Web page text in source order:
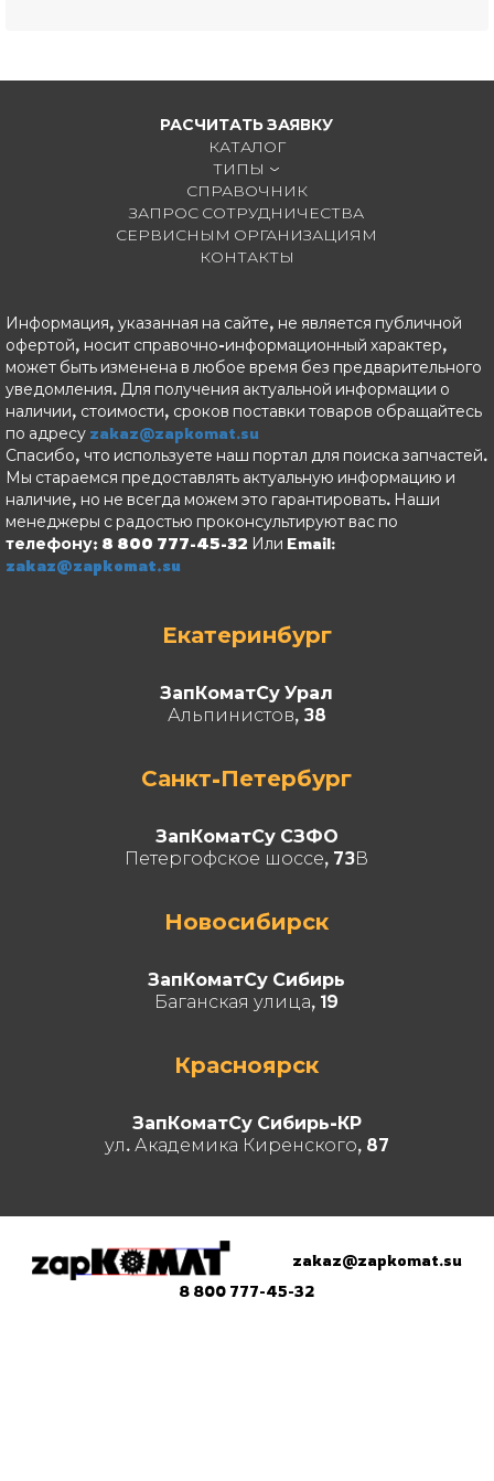
РАСЧИТАТЬ ЗАЯВКУ
КАТАЛОГ
ТИПЫ
СПРАВОЧНИК
ЗАПРОС СОТРУДНИЧЕСТВА
СЕРВИСНЫМ ОРГАНИЗАЦИЯМ
КОНТАКТЫ
Информация, указанная на сайте, не является публичной
офертой, носит справочно-информационный характер,
может быть изменена в любое время без предварительного
уведомления. Для получения актуальной информации о
наличии, стоимости, сроков поставки товаров обращайтесь
по адресу zakaz@zapkomat.su
Спасибо, что используете наш портал для поиска запчастей.
Мы стараемся предоставлять актуальную информацию и
наличие, но не всегда можем это гарантировать. Наши
менеджеры с радостью проконсультируют вас по
телефону: 8 800 777-45-32 Или Email:
zakaz@zapkomat.su
Екатеринбург
ЗапКоматСу Урал
Альпинистов, 38
Санкт-Петербург
ЗапКоматСу СЗФО
Петергофское шоссе, 73В
Новосибирск
ЗапКоматСу Сибирь
Баганская улица, 19
Красноярск
ЗапКоматСу Сибирь-КР
ул. Академика Киренского, 87
zakaz@zapkomat.su
8 800 777-45-32